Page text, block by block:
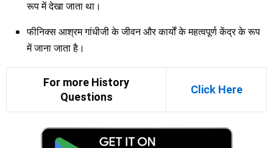
रूप में देखा जाता था।
फीनिक्स आश्रम गांधीजी के जीवन और कार्यों के महत्वपूर्ण केंद्र के रूप
में जाना जाता है।
For more History
Questions
Click Here